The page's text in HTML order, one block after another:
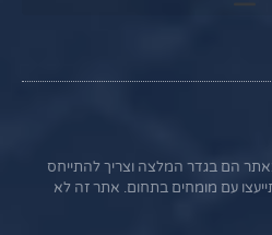
הם בגדר המלצה וצריך להתייחס
עם מומחים בתחום. אתר זה לא